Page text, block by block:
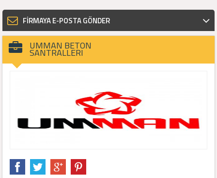
FİRMAYA E-POSTA GÖNDER
UMMAN BETON
SANTRALLERI